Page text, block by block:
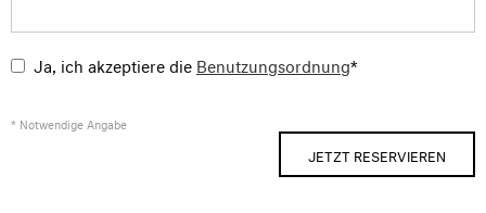
Ja, ich akzeptiere die Benutzungsordnung*
* Notwendige Angabe
JETZT RESERVIEREN